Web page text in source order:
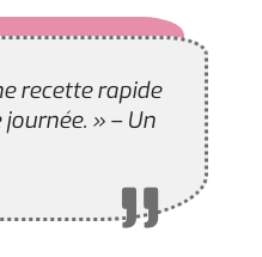
recette rapide
» – Un